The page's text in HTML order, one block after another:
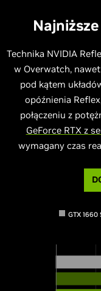
Technika NVIDIA
w Overwatch,
pod kątem
opóźnienia
połączeniu z
GeForce RTX z
wymagany czas
GTX 1660